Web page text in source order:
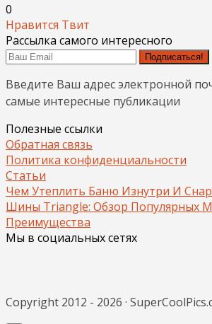
0
Нравится Твит
Рассылка самого интересного
Подписаться!
Введите Ваш адрес электронной
самые интересные публикации
Полезные ссылки
Обратная связь
Политика конфиденциальности
Статьи
Чем Утеплить Баню Изнутри И
Шины Triangle: Обзор Популярных
Преимущества
Мы в социальных сетях
Copyright 2012 - 2026 ·